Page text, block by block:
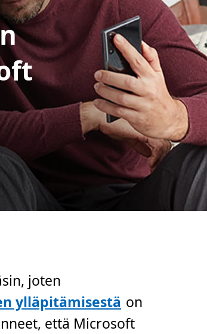
joten
ylläpitämisestä on
että Microsoft